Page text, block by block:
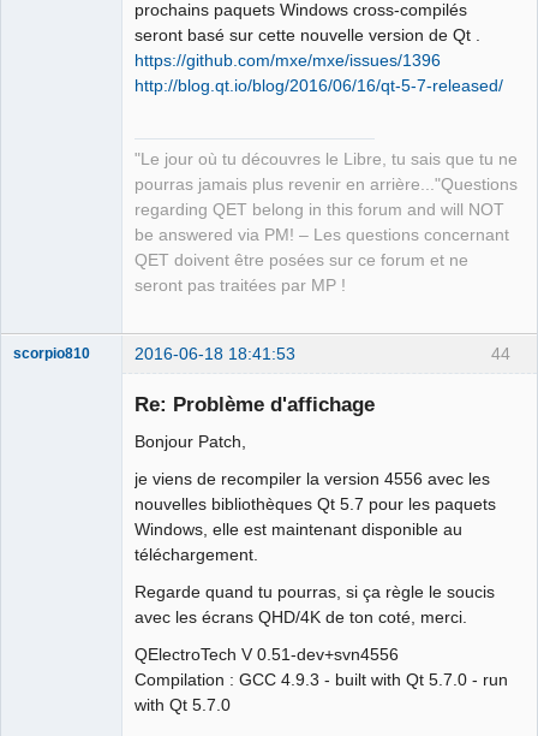
prochains paquets Windows cross-compilés
seront basé sur cette nouvelle version de Qt .
https://github.com/mxe/mxe/issues/1396
http://blog.qt.io/blog/2016/06/16/qt-5-7-released/
"Le jour où tu découvres le Libre, tu sais que tu ne
pourras jamais plus revenir en arrière..."Questions
regarding QET belong in this forum and will NOT
be answered via PM! – Les questions concernant
QET doivent être posées sur ce forum et ne
seront pas traitées par MP !
44
scorpio810 2016-06-18 18:41:53
Re: Problème d'affichage
Bonjour Patch,
je viens de recompiler la version 4556 avec les
nouvelles bibliothèques Qt 5.7 pour les paquets
Windows, elle est maintenant disponible au
téléchargement.
Regarde quand tu pourras, si ça règle le soucis
avec les écrans QHD/4K de ton coté, merci.
QElectroTech V 0.51-dev+svn4556
Compilation : GCC 4.9.3 - built with Qt 5.7.0 - run
with Qt 5.7.0